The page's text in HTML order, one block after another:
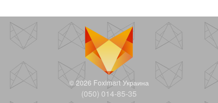
© 2026 Foximart Украина
(050) 014-85-35